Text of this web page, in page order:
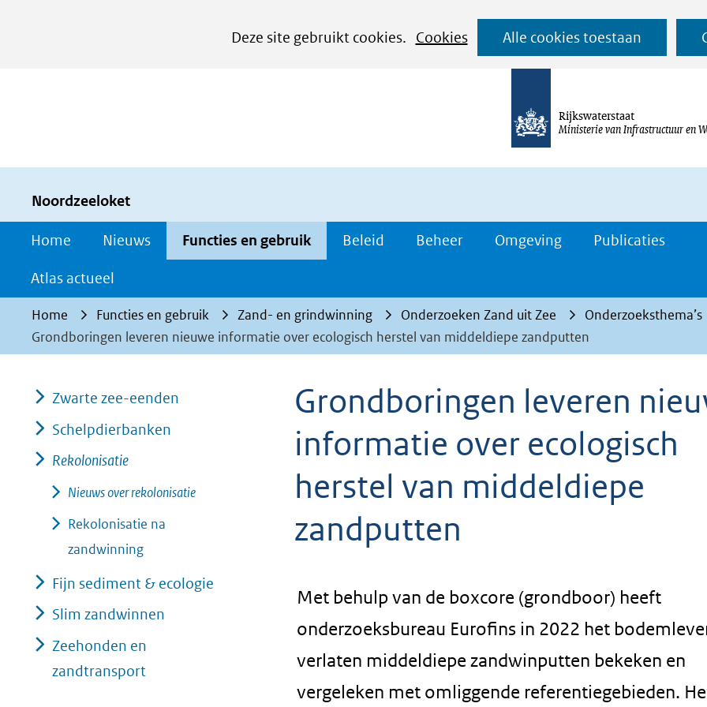
Deze site gebruikt cookies.
Cookies
van
cookies
op
deze
website
worden
toegestaan
Alle cookies toestaan
Ga
naar
de
Rijkswaterstaat
Ministerie van Infrastructuur en
Noordzeeloket
Home Nieuws Functies en gebruik Beleid Beheer Omgeving Publicaties
Atlas actueel
Home Functies en gebruik Zand- en grindwinning Onderzoeken Zand uit Zee Onderzoeksthema’s
Grondboringen leveren nieuwe informatie over ecologisch herstel van middeldiepe zandputten
Grondboringen leveren
informatie over ecologisch
herstel van middeldiepe
zandputten
Met behulp van de boxcore (grondboor) heeft
onderzoeksbureau Eurofins in 2022 het
verlaten middeldiepe zandwinputten bekeken en
vergeleken met omliggende referentiegebieden.
Zwarte zee-eenden
Schelpdierbanken
Rekolonisatie
Nieuws over rekolonisatie
Rekolonisatie na
zandwinning
Fijn sediment & ecologie
Slim zandwinnen
Zeehonden en
zandtransport